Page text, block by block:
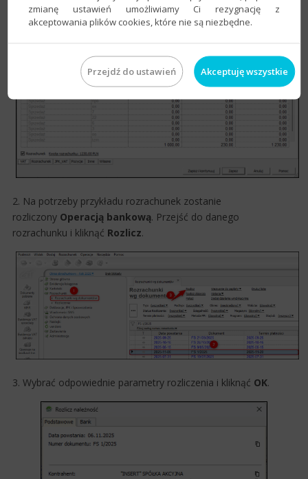
2. Na potrzeby przykładu rozrachunek zostanie
rozliczony Operacją bankową. Przejść do danego
rozrachunku i kliknąć Rozlicz.
3. Wybrać odpowiednie parametry rozliczenia i kliknąć OK.
zmianę ustawień umożliwiamy Ci rezygnację z
akceptowania plików cookies, które nie są niezbędne.
Przejdź do ustawień Akceptuję wszystkie